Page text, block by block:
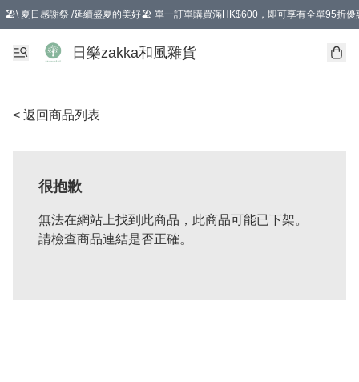
🏖️\ 夏日感謝祭 /延續盛夏的美好🏖️ 單一訂單購買滿HK$600，即可享有全單95折優
選擇GoGoX住宅/工商地址配送，單一訂單消費購物滿HK$680(折扣後），可享有
日樂zakka和風雜貨
< 返回商品列表
很抱歉
無法在網站上找到此商品，此商品可能已下架。
請檢查商品連結是否正確。